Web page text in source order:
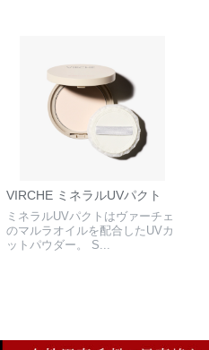
VIRCHE ミネラルUVパクト
ミネラルUVパクトはヴァーチェ
のマルラオイルを配合したUVカ
ットパウダー。 S...